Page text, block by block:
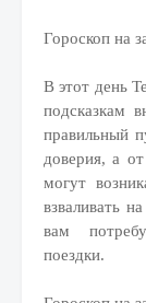
Гороскоп на
В этот день
подсказкам
правильный
доверия, а
могут
взваливать
вам
поездки.